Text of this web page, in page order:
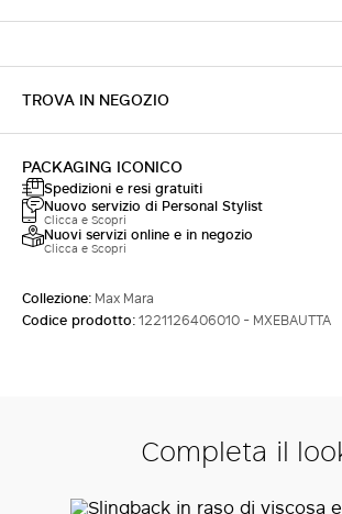
TROVA IN NEGOZIO
PACKAGING ICONICO
Spedizioni e resi gratuiti
Nuovo servizio di Personal Stylist
Clicca e Scopri
Nuovi servizi online e in negozio
Clicca e Scopri
Collezione: Max Mara
Codice prodotto:1221126406010 - MXEBAUTTA
Completa il
Non hai un account?